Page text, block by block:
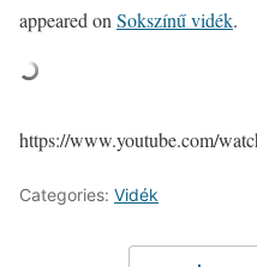
appeared on Sokszínű vidék.
https://www.youtube.com/
Categories: Vidék